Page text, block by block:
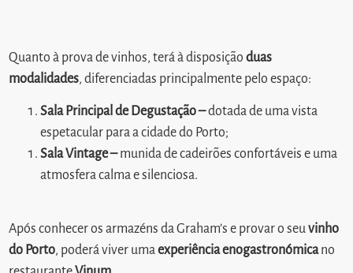
Quanto à prova de vinhos, terá à disposiçãoduas
modalidades, diferenciadas principalmente pelo espaço:
Sala Principal de Degustação –dotada de uma vista
espetacular para a cidade do Porto;
Sala Vintage –munida de cadeirões confortáveis e uma
atmosfera calma e silenciosa.
Após conhecer os armazéns da Graham’s e provar o seuvinho
do Porto, poderá viver umaexperiência enogastronómicano